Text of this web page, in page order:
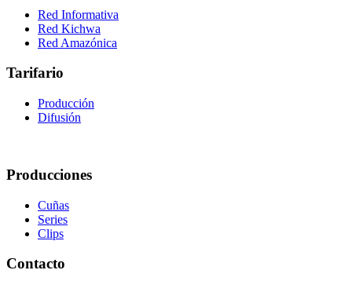
Red Informativa
Red Kichwa
Red Amazónica
Tarifario
Producción
Difusión
Producciones
Cuñas
Series
Clips
Contacto